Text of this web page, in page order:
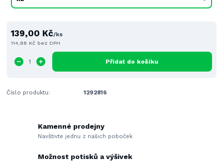
139,00 Kč/ks
114,88 Kč bez DPH
Přidat do košíku
Číslo produktu: 1292816
Kamenné prodejny
Navštivte jednu z našich poboček
Možnost potisků a výšivek